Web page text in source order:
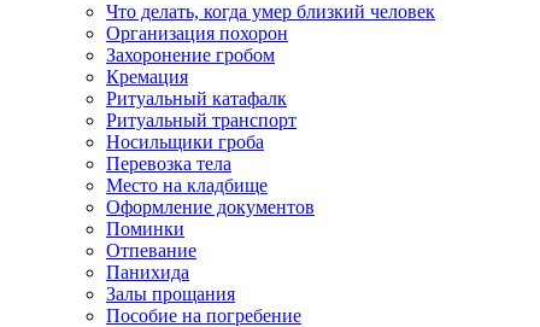
Что делать, когда умер близкий человек
Организация похорон
Захоронение гробом
Кремация
Ритуальный катафалк
Ритуальный транспорт
Носильщики гроба
Перевозка тела
Место на кладбище
Оформление документов
Поминки
Отпевание
Панихида
Залы прощания
Пособие на погребение